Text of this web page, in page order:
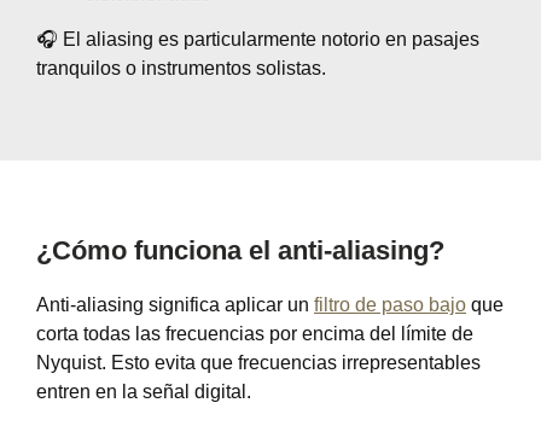
🎧 El aliasing es particularmente notorio en pasajes
tranquilos o instrumentos solistas.
¿Cómo funciona el anti-aliasing?
Anti-aliasing significa aplicar un filtro de paso bajo que
corta todas las frecuencias por encima del límite de
Nyquist. Esto evita que frecuencias irrepresentables
entren en la señal digital.